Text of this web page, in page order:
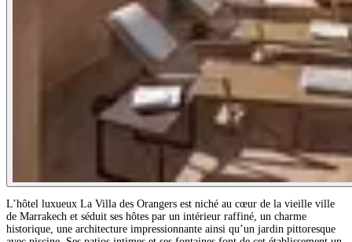
L’hôtel luxueux La Villa des Orangers est niché au cœur de la vieille ville
de Marrakech et séduit ses hôtes par un intérieur raffiné, un charme
historique, une architecture impressionnante ainsi qu’un jardin pittoresque